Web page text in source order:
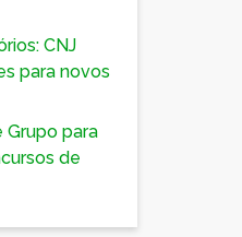
CNJ
para novos
Grupo para
de